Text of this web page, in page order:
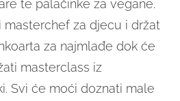
te palačinke za vegane.
masterchef za djecu i držat
za najmlađe dok će
masterclass iz
Svi će moći doznati male